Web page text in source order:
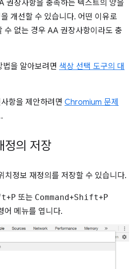
권장사항을 충족하는 텍스트의 양을
개선할 수 있습니다. 어떤 이유로
수 없는 경우 AA 권장사항이라도 충
을 알아보려면 색상 선택 도구의 대
항을 제안하려면 Chromium 문제
정의 저장
치정보 재정의를 저장할 수 있습니다.
+P 또는 Command+Shift+P
어 메뉴를 엽니다.